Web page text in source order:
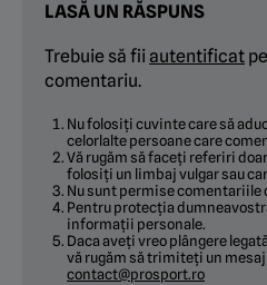
LASĂ UN RĂSPUNS
Trebuie să fii autentificat
comentariu.
Nu folosiți cuvinte care să
celorlalte persoane care
Vă rugăm să faceți referiri
folosiți un limbaj vulgar sau
Nu sunt permise
Pentru protecția
informații personale.
Daca aveți vreo plângere
vă rugăm să trimiteți un mesaj
contact@prosport.ro